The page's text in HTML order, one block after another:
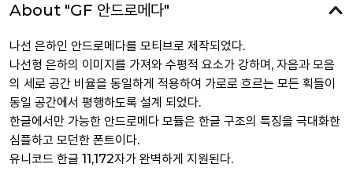
About "GF 안드로메다"
나선 은하인 안드로메다를 모티브로 제작되었다.
나선형 은하의 이미지를 가져와 수평적 요소가 강하며, 자음과 모음
의 세로 공간 비율을 동일하게 적용하여 가로로 흐르는 모든 획들이
동일 공간에서 평행하도록 설계 되었다.
한글에서만 가능한 안드로메다 모듈은 한글 구조의 특징을 극대화한
심플하고 모던한 폰트이다.
유니코드 한글 11,172자가 완벽하게 지원된다.